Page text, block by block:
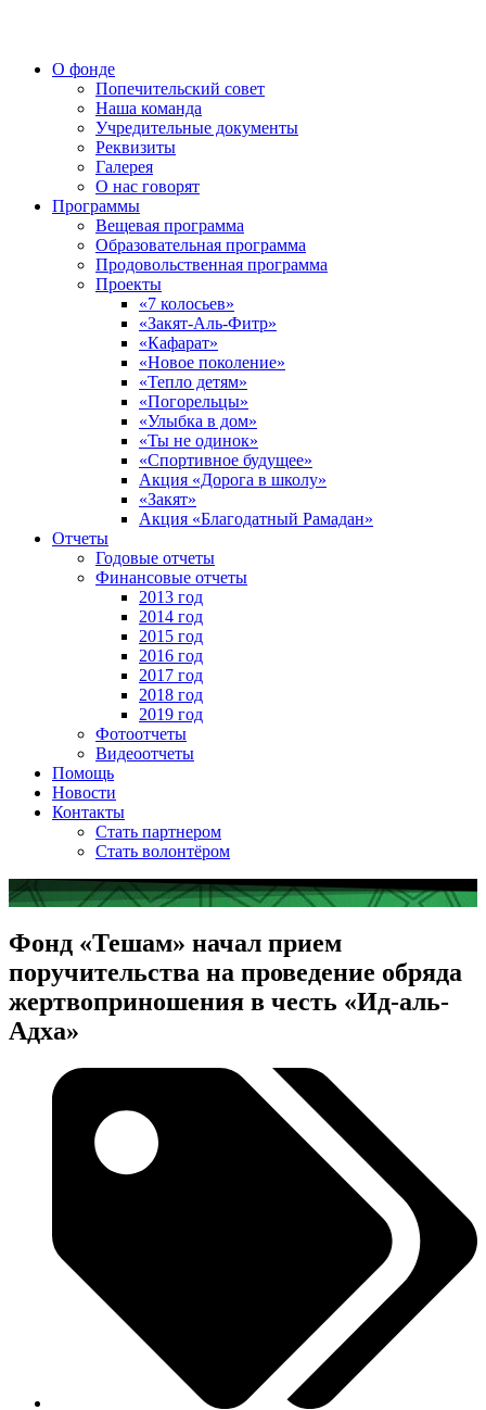
О фонде
Попечительский совет
Наша команда
Учредительные документы
Реквизиты
Галерея
О нас говорят
Программы
Вещевая программа
Образовательная программа
Продовольственная программа
Проекты
«7 колосьев»
«Закят-Аль-Фитр»
«Кафарат»
«Новое поколение»
«Тепло детям»
«Погорельцы»
«Улыбка в дом»
«Ты не одинок»
«Спортивное будущее»
Акция «Дорога в школу»
«Закят»
Акция «Благодатный Рамадан»
Отчеты
Годовые отчеты
Финансовые отчеты
2013 год
2014 год
2015 год
2016 год
2017 год
2018 год
2019 год
Фотоотчеты
Видеоотчеты
Помощь
Новости
Контакты
Стать партнером
Стать волонтёром
Фонд «Тешам» начал прием
поручительства на проведение обряда
жертвоприношения в честь «Ид-аль-
Адха»